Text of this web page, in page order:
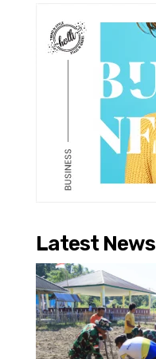
Latest News